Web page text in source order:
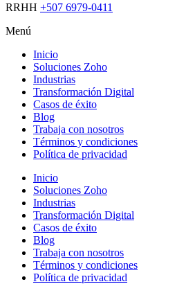
RRHH +507 6979-0411
Menú
Inicio
Soluciones Zoho
Industrias
Transformación Digital
Casos de éxito
Blog
Trabaja con nosotros
Términos y condiciones
Política de privacidad
Inicio
Soluciones Zoho
Industrias
Transformación Digital
Casos de éxito
Blog
Trabaja con nosotros
Términos y condiciones
Política de privacidad